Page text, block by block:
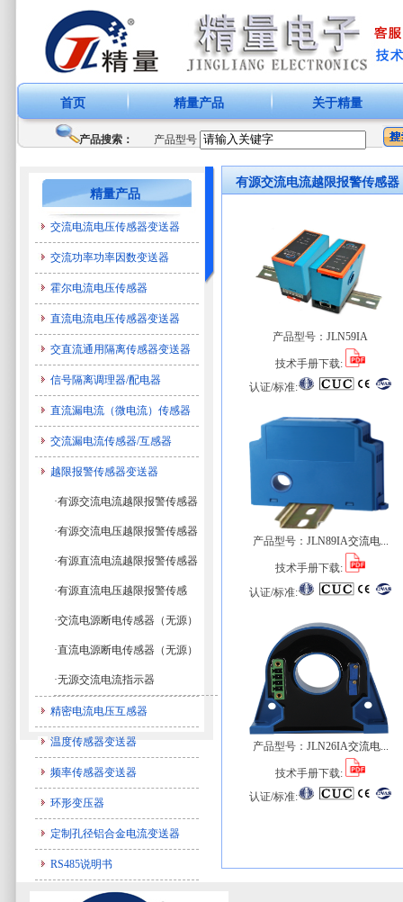
首页 精量产品 关于精量
产品搜索： 产品型号
精量产品
交流电流电压传感器变送器
交流功率功率因数变送器
霍尔电流电压传感器
直流电流电压传感器变送器
交直流通用隔离传感器变送器
信号隔离调理器/配电器
直流漏电流（微电流）传感器
交流漏电流传感器/互感器
越限报警传感器变送器
·有源交流电流越限报警传感器
·有源交流电压越限报警传感器
·有源直流电流越限报警传感器
·有源直流电压越限报警传感
·交流电源断电传感器（无源）
·直流电源断电传感器（无源）
·无源交流电流指示器
精密电流电压互感器
温度传感器变送器
频率传感器变送器
环形变压器
定制孔径铝合金电流变送器
RS485说明书
有源交流电流越限报警传感器
产品型号：JLN59IA
技术手册下载:
认证/标准:
产品型号： JLN89IA交流电...
技术手册下载:
认证/标准:
产品型号： JLN26IA交流电...
技术手册下载:
认证/标准: